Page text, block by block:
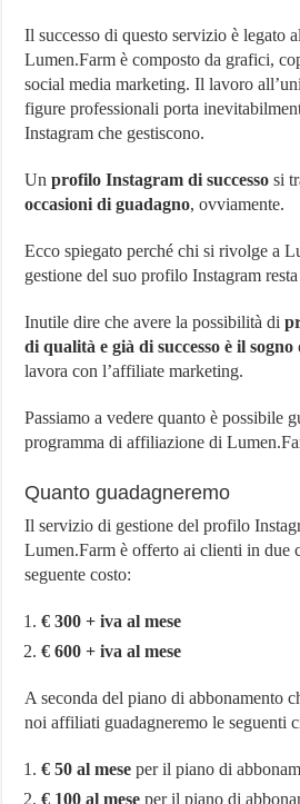
Il successo di questo servizio è legato
Lumen.Farm è composto da grafici,
social media marketing. Il lavoro
figure professionali porta
Instagram che gestiscono.
Unprofilo Instagram di successo si
occasioni di guadagno, ovviamente.
Ecco spiegato perché chi si rivolge a
gestione del suo profilo Instagram
Inutile dire che avere la possibilità di
di qualità e già di successo è il
lavora con l’affiliate marketing.
Passiamo a vedere quanto è possibile
programma di affiliazione di
Quanto guadagneremo
Il servizio di gestione del profilo
Lumen.Farm è offerto ai clienti in due
seguente costo:
€ 300 + iva al mese
€ 600 + iva al mese
A seconda del piano di abbonamento
noi affiliati guadagneremo le seguenti
€ 50 al mese per il piano di
€ 100 al mese per il piano di